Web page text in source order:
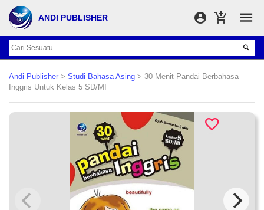
ANDI PUBLISHER
Andi Publisher > Studi Bahasa Asing > 30 Menit Pandai Berbahasa
Inggris Untuk Kelas 5 SD/MI